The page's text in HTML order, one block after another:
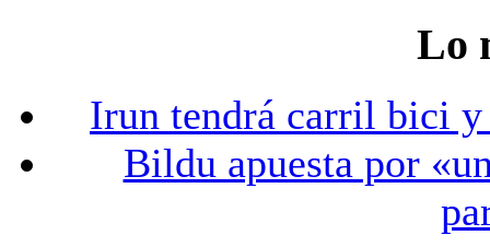
Lo
Irun tendrá carril bici y
Bildu apuesta por